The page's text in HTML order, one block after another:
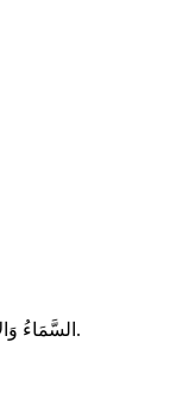
السَّمَاءُ وَالأرضُ مَمْلُوءَتَانِ مِنْ مَجْدِكَ، هُوشَعْنَا في الأعَالِي.